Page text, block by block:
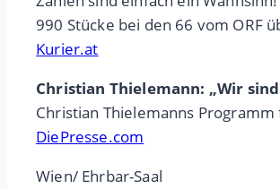
990 Stücke bei den 66 vom ORF
Kurier.at
Christian Thielemann: „Wir
Christian Thielemanns
DiePresse.com
Wien/ Ehrbar-Saal